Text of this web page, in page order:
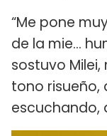
“Me pone
de la mie...
sostuvo Milei,
tono risueño,
escuchando,